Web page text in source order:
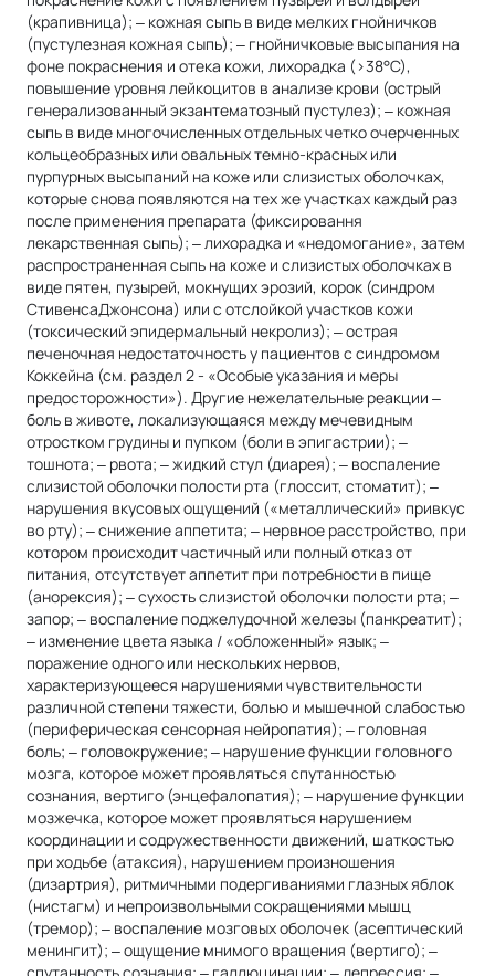
(крапивница); ‒ кожная сыпь в виде мелких гнойничков
(пустулезная кожная сыпь); ‒ гнойничковые высыпания на
фоне покраснения и отека кожи, лихорадка (>38°С),
повышение уровня лейкоцитов в анализе крови (острый
генерализованный экзантематозный пустулез); ‒ кожная
сыпь в виде многочисленных отдельных четко очерченных
кольцеобразных или овальных темно-красных или
пурпурных высыпаний на коже или слизистых оболочках,
которые снова появляются на тех же участках каждый раз
после применения препарата (фиксировання
лекарственная сыпь); ‒ лихорадка и «недомогание», затем
распространенная сыпь на коже и слизистых оболочках в
виде пятен, пузырей, мокнущих эрозий, корок (синдром
СтивенсаДжонсона) или с отслойкой участков кожи
(токсический эпидермальный некролиз); ‒ острая
печеночная недостаточность у пациентов с синдромом
Коккейна (см. раздел 2 - «Особые указания и меры
предосторожности»). Другие нежелательные реакции ‒
боль в животе, локализующаяся между мечевидным
отростком грудины и пупком (боли в эпигастрии); ‒
тошнота; ‒ рвота; ‒ жидкий стул (диарея); ‒ воспаление
слизистой оболочки полости рта (глоссит, стоматит); ‒
нарушения вкусовых ощущений («металлический» привкус
во рту); ‒ снижение аппетита; ‒ нервное расстройство, при
котором происходит частичный или полный отказ от
питания, отсутствует аппетит при потребности в пище
(анорексия); ‒ сухость слизистой оболочки полости рта; ‒
запор; ‒ воспаление поджелудочной железы (панкреатит);
‒ изменение цвета языка / «обложенный» язык; ‒
поражение одного или нескольких нервов,
характеризующееся нарушениями чувствительности
различной степени тяжести, болью и мышечной слабостью
(периферическая сенсорная нейропатия); ‒ головная
боль; ‒ головокружение; ‒ нарушение функции головного
мозга, которое может проявляться спутанностью
сознания, вертиго (энцефалопатия); ‒ нарушение функции
мозжечка, которое может проявляться нарушением
координации и содружественности движений, шаткостью
при ходьбе (атаксия), нарушением произношения
(дизартрия), ритмичными подергиваниями глазных яблок
(нистагм) и непроизвольными сокращениями мышц
(тремор); ‒ воспаление мозговых оболочек (асептический
менингит); ‒ ощущение мнимого вращения (вертиго); ‒